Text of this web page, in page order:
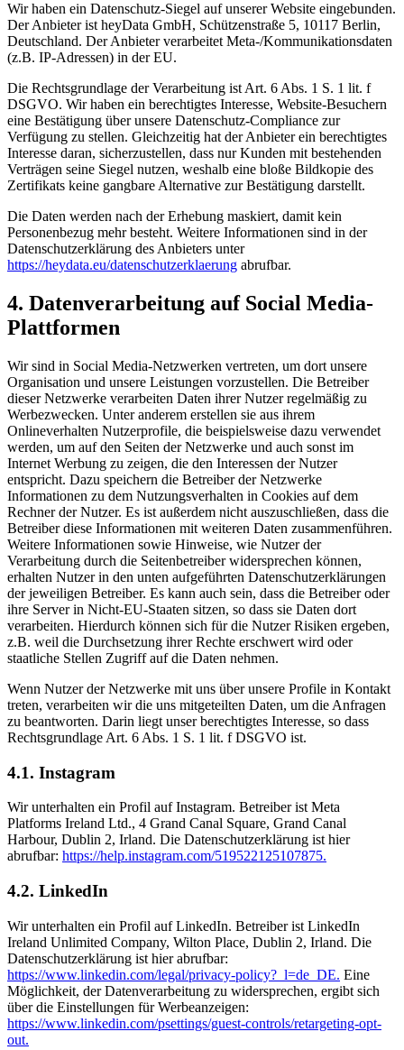
Wir haben ein Datenschutz-Siegel auf unserer Website eingebunden.
Der Anbieter ist heyData GmbH, Schützenstraße 5, 10117 Berlin,
Deutschland. Der Anbieter verarbeitet Meta-/Kommunikationsdaten
(z.B. IP-Adressen) in der EU.
Die Rechtsgrundlage der Verarbeitung ist Art. 6 Abs. 1 S. 1 lit. f
DSGVO. Wir haben ein berechtigtes Interesse, Website-Besuchern
eine Bestätigung über unsere Datenschutz-Compliance zur
Verfügung zu stellen. Gleichzeitig hat der Anbieter ein berechtigtes
Interesse daran, sicherzustellen, dass nur Kunden mit bestehenden
Verträgen seine Siegel nutzen, weshalb eine bloße Bildkopie des
Zertifikats keine gangbare Alternative zur Bestätigung darstellt.
Die Daten werden nach der Erhebung maskiert, damit kein
Personenbezug mehr besteht. Weitere Informationen sind in der
Datenschutzerklärung des Anbieters unter
https://heydata.eu/datenschutzerklaerung abrufbar.
4. Datenverarbeitung auf Social Media-
Plattformen
Wir sind in Social Media-Netzwerken vertreten, um dort unsere
Organisation und unsere Leistungen vorzustellen. Die Betreiber
dieser Netzwerke verarbeiten Daten ihrer Nutzer regelmäßig zu
Werbezwecken. Unter anderem erstellen sie aus ihrem
Onlineverhalten Nutzerprofile, die beispielsweise dazu verwendet
werden, um auf den Seiten der Netzwerke und auch sonst im
Internet Werbung zu zeigen, die den Interessen der Nutzer
entspricht. Dazu speichern die Betreiber der Netzwerke
Informationen zu dem Nutzungsverhalten in Cookies auf dem
Rechner der Nutzer. Es ist außerdem nicht auszuschließen, dass die
Betreiber diese Informationen mit weiteren Daten zusammenführen.
Weitere Informationen sowie Hinweise, wie Nutzer der
Verarbeitung durch die Seitenbetreiber widersprechen können,
erhalten Nutzer in den unten aufgeführten Datenschutzerklärungen
der jeweiligen Betreiber. Es kann auch sein, dass die Betreiber oder
ihre Server in Nicht-EU-Staaten sitzen, so dass sie Daten dort
verarbeiten. Hierdurch können sich für die Nutzer Risiken ergeben,
z.B. weil die Durchsetzung ihrer Rechte erschwert wird oder
staatliche Stellen Zugriff auf die Daten nehmen.
Wenn Nutzer der Netzwerke mit uns über unsere Profile in Kontakt
treten, verarbeiten wir die uns mitgeteilten Daten, um die Anfragen
zu beantworten. Darin liegt unser berechtigtes Interesse, so dass
Rechtsgrundlage Art. 6 Abs. 1 S. 1 lit. f DSGVO ist.
4.1. Instagram
Wir unterhalten ein Profil auf Instagram. Betreiber ist Meta
Platforms Ireland Ltd., 4 Grand Canal Square, Grand Canal
Harbour, Dublin 2, Irland. Die Datenschutzerklärung ist hier
abrufbar: https://help.instagram.com/519522125107875.
4.2. LinkedIn
Wir unterhalten ein Profil auf LinkedIn. Betreiber ist LinkedIn
Ireland Unlimited Company, Wilton Place, Dublin 2, Irland. Die
Datenschutzerklärung ist hier abrufbar:
https://www.linkedin.com/legal/privacy-policy?_l=de_DE. Eine
Möglichkeit, der Datenverarbeitung zu widersprechen, ergibt sich
über die Einstellungen für Werbeanzeigen:
https://www.linkedin.com/psettings/guest-controls/retargeting-opt-
out.